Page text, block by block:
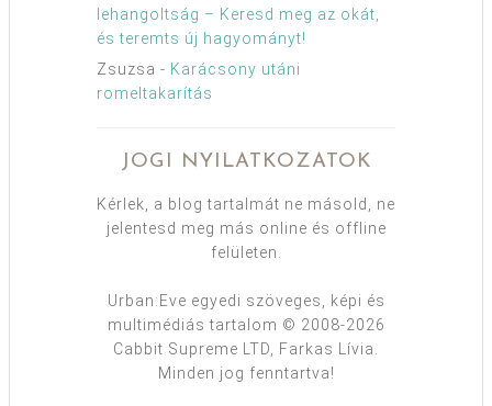
lehangoltság – Keresd meg az okát,
és teremts új hagyományt!
Zsuzsa - Karácsony utáni
romeltakarítás
JOGI NYILATKOZATOK
Kérlek, a blog tartalmát ne másold, ne
jelentesd meg más online és offline
felületen.
Urban:Eve egyedi szöveges, képi és
multimédiás tartalom © 2008-2026
Cabbit Supreme LTD, Farkas Lívia.
Minden jog fenntartva!